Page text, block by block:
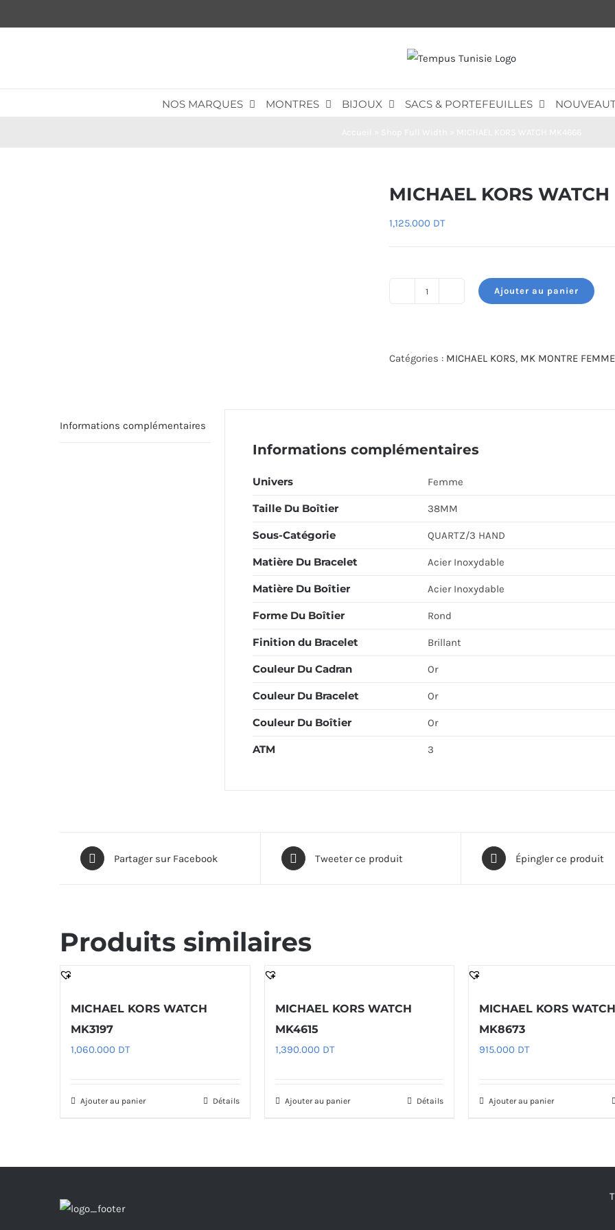
au
NOS MARQUES MONTRES BIJOUX SACS & PORTEFEUILLES
MICHAEL KORS
1,125.000 DT
KORS
Ajouter au panier
Catégories : MICHAEL KORS, MK MONTRE FEMME
Informations complémentaires
Informations complémentaires
Univers Femme
Taille Du Boîtier 38MM
Sous-Catégorie QUARTZ/3 HAND
Matière Du Bracelet Acier Inoxydable
Matière Du Boîtier Acier Inoxydable
Forme Du Boîtier Rond
Finition du Bracelet Brillant
Couleur Du Cadran Or
Couleur Du Bracelet Or
Couleur Du Boîtier Or
ATM 3
Partager sur Facebook Tweeter ce produit Épingler ce produit
Produits similaires
MICHAEL KORS WATCH
MK3197
1,060.000 DT
Ajouter au panier Détails
MICHAEL KORS WATCH
MK4615
1,390.000 DT
Ajouter au panier Détails
MICHAEL KORS WATCH
MK8673
915.000 DT
Ajouter au panier